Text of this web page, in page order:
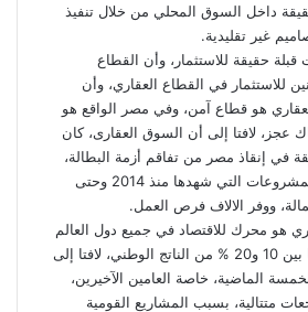
داخل السوق المحلي من خلال تنفيذ
غير تقليدية.
حقيقة للاستثمار، وأن القطاع
للاستثمار في القطاع العقاري، وأن
هو قطاع آمن، وفي مصر الواقع هو
عجز، لافتا إلى أن السوق العقارى، كان
في إنقاذ مصر من تفاقم أزمة البطالة،
لافتا إلى أن القطاع والمشروعات التي شهدها منذ 2014 وحتى
ووفر الالاف فرص العمل.
هو محرك للاقتصاد في جميع دول العالم
الحديث، ويمثل عادة ما بين 10 و20 % من الناتج الوطني، لافتا إلى
الماضية، خاصة العامين الآخيرين،
متتالية، بسبب المشاريع القومية